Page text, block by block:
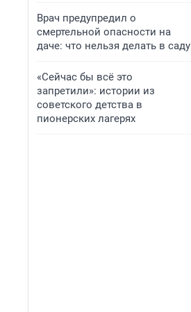
Врач предупредил о
смертельной опасности на
даче: что нельзя делать в саду
«Сейчас бы всё это
запретили»: истории из
советского детства в
пионерских лагерях